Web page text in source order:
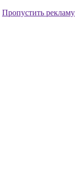
Пропустить рекламу